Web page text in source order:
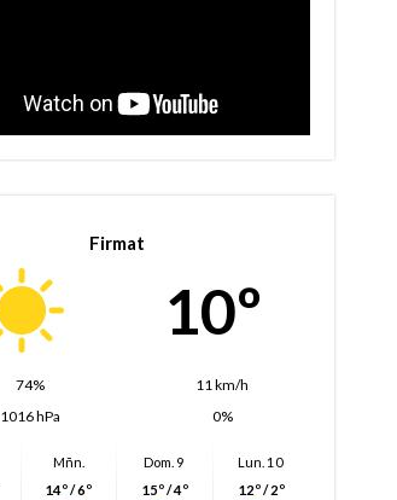
Firmat
10º
74%
11 km/h
1016 hPa
0%
Mñn.
14º / 6º
Dom. 9
15º / 4º
Lun. 10
12º / 2º